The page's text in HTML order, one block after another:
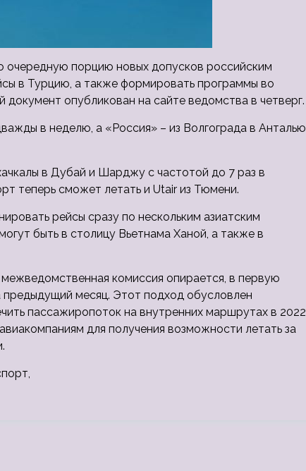
очередную порцию новых допусков российским
в Турцию, а также формировать программы во
документ опубликован на сайте ведомства в четверг.
в неделю, а «Россия» – из Волгограда в Анталью
в Дубай и Шарджу с частотой до 7 раз в
теперь сможет летать и Utair из Тюмени.
рейсы сразу по нескольким азиатским
быть в столицу Вьетнама Ханой, а также в
комиссия опирается, в первую
предыдущий месяц. Этот подход обусловлен
пассажиропоток на внутренних маршрутах в 2022
для получения возможности летать за